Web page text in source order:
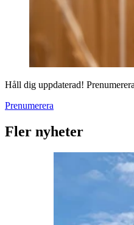
Håll dig uppdaterad!
Prenumerera
Fler nyheter